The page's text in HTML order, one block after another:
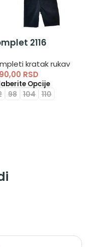
2116
kratak rukav
RSD
Opcije
98 104 110